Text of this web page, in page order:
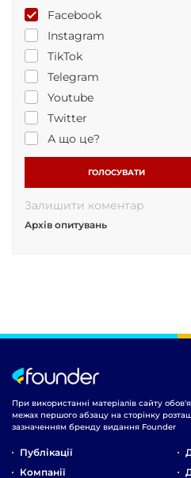
Facebook
Instagram
TikTok
Telegram
Youtube
Twitter
А що це?
ГОЛОСУВАТИ
Залишити коментар
Архів опитувань
При використанні матеріалів сайту
межах першого абзацу на сторінку
зазначенням бренду видання Founder
Публікації
Компанії